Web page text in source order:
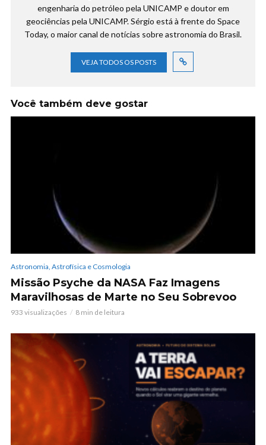
engenharia do petróleo pela UNICAMP e doutor em
geociências pela UNICAMP. Sérgio está à frente do Space
Today, o maior canal de notícias sobre astronomia do Brasil.
VEJA TODOS OS POSTS
Você também deve gostar
Astronomia, Astrofísica e Cosmologia
Missão Psyche da NASA Faz Imagens
Maravilhosas de Marte no Seu Sobrevoo
933 visualizações 8 min de leitura